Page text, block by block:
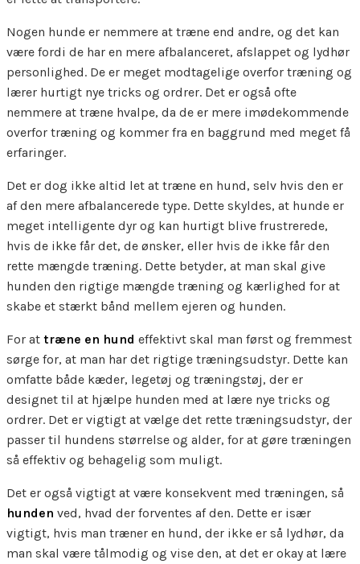
Nogen hunde er nemmere at træne end andre, og det kan
være fordi de har en mere afbalanceret, afslappet og lydhør
personlighed. De er meget modtagelige overfor træning og
lærer hurtigt nye tricks og ordrer. Det er også ofte
nemmere at træne hvalpe, da de er mere imødekommende
overfor træning og kommer fra en baggrund med meget få
erfaringer.
Det er dog ikke altid let at træne en hund, selv hvis den er
af den mere afbalancerede type. Dette skyldes, at hunde er
meget intelligente dyr og kan hurtigt blive frustrerede,
hvis de ikke får det, de ønsker, eller hvis de ikke får den
rette mængde træning. Dette betyder, at man skal give
hunden den rigtige mængde træning og kærlighed for at
skabe et stærkt bånd mellem ejeren og hunden.
For at træne en hund effektivt skal man først og fremmest
sørge for, at man har det rigtige træningsudstyr. Dette kan
omfatte både kæder, legetøj og træningstøj, der er
designet til at hjælpe hunden med at lære nye tricks og
ordrer. Det er vigtigt at vælge det rette træningsudstyr, der
passer til hundens størrelse og alder, for at gøre træningen
så effektiv og behagelig som muligt.
Det er også vigtigt at være konsekvent med træningen, så
hunden ved, hvad der forventes af den. Dette er især
vigtigt, hvis man træner en hund, der ikke er så lydhør, da
man skal være tålmodig og vise den, at det er okay at lære